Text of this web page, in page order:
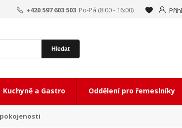
Hledat
+420 597 603 503 Po-Pá (8:00 - 16:00)
Kuchyně a Gastro Oddělení pro řemeslníky